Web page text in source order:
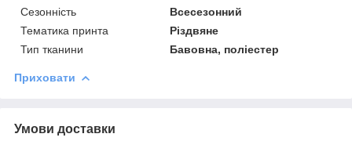
Сезонність
Всесезонний
Тематика принта
Різдвяне
Тип тканини
Бавовна, поліестер
Приховати
Умови доставки